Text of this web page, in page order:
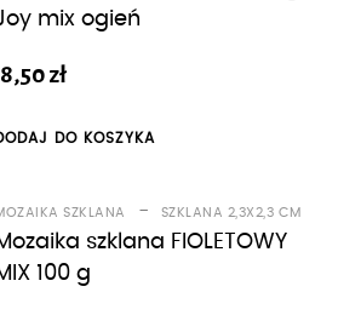
mix ogień
8,50zł
DO KOSZYKA
SZKLANA - SZKLANA 2,3X2,3 CM
szklana FIOLETOWY
100 g